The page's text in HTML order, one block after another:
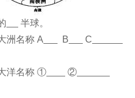
半球。
洲名称 A
B
C
洋名称 ①
②